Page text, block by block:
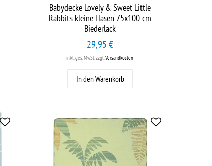
Babydecke Lovely & Sweet Little
Rabbits kleine Hasen 75x100 cm
Biederlack
29,95 €
inkl. ges. MwSt.zzgl.Versandkosten
In den Warenkorb